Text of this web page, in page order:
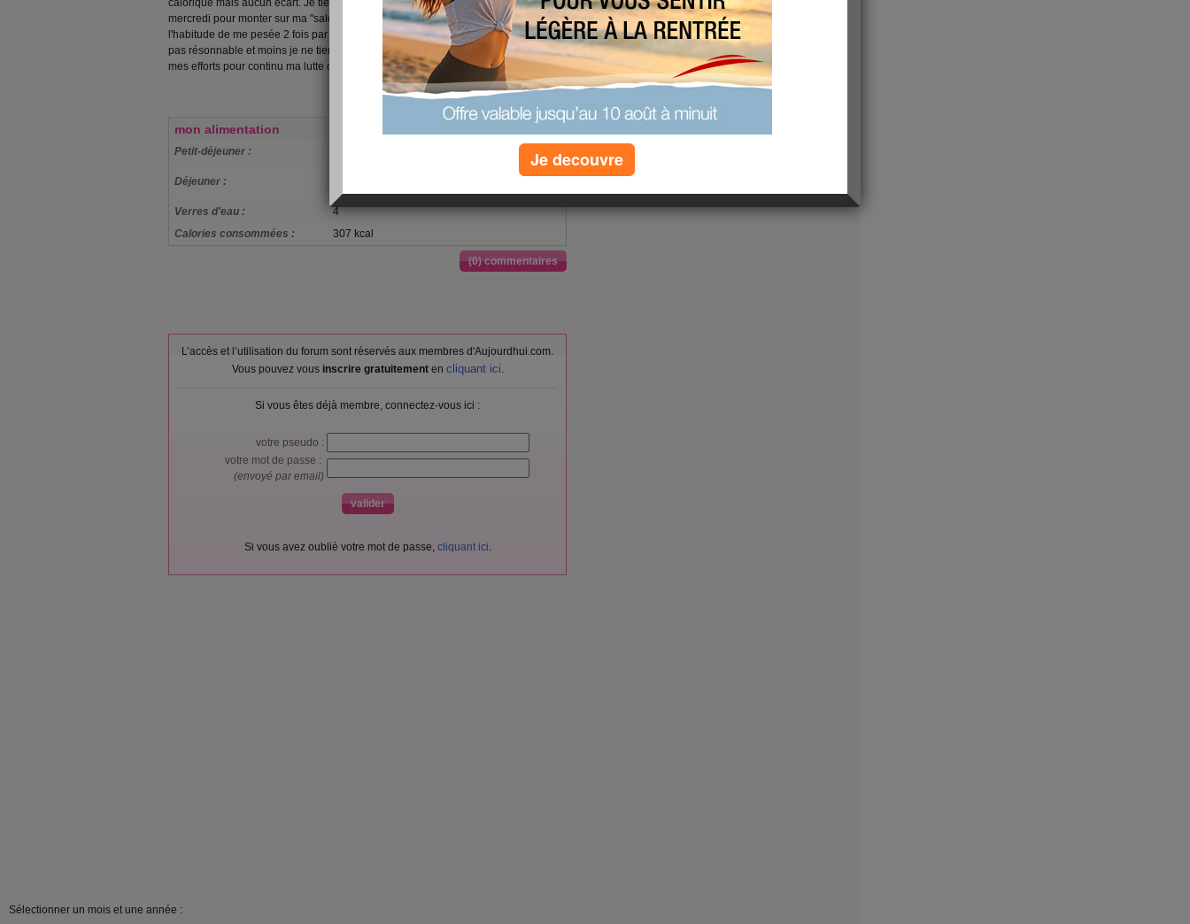
calorique mais aucun écart. Je tiens bon le cape. J'attends avec impatience
mercredi pour monter sur ma "saloperie" de balance. A préciser que j'ai pris
l'habitude de me pesée 2 fois par semaine. Plus j'en aurais envie, mais ça ne serait
pas résonnable et moins je ne tiens pas le cout, il faut que je voie les résultats de
mes efforts pour continu ma lutte contre les bourrelets....
mon alimentation
Petit-déjeuner :
Déjeuner :
Verres d'eau :
4
Calories consommées :
307 kcal
(0) commentaires
L’accès et l’utilisation du forum sont réservés aux membres d'Aujourdhui.com.
Vous pouvez vous inscrire gratuitementen cliquant ici.
Si vous êtes déjà membre, connectez-vous ici :
votre pseudo :
votre mot de passe :
(envoyé par email)
Si vous avez oublié votre mot de passe, cliquant ici.
Sélectionner un mois et une année :
Je decouvre